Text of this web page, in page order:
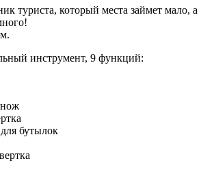
туриста, который места займет мало, а
инструмент, 9 функций:
бутылок